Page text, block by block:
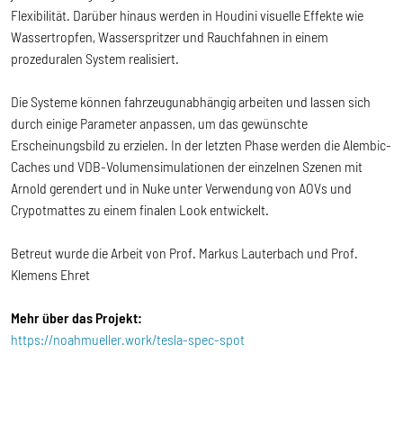
Flexibilität. Darüber hinaus werden in Houdini visuelle Effekte wie
Wassertropfen, Wasserspritzer und Rauchfahnen in einem
prozeduralen System realisiert.
Die Systeme können fahrzeugunabhängig arbeiten und lassen sich
durch einige Parameter anpassen, um das gewünschte
Erscheinungsbild zu erzielen. In der letzten Phase werden die Alembic-
Caches und VDB-Volumensimulationen der einzelnen Szenen mit
Arnold gerendert und in Nuke unter Verwendung von AOVs und
Crypotmattes zu einem finalen Look entwickelt.
Betreut wurde die Arbeit von Prof. Markus Lauterbach und Prof.
Klemens Ehret
Mehr über das Projekt:
https://noahmueller.work/tesla-spec-spot